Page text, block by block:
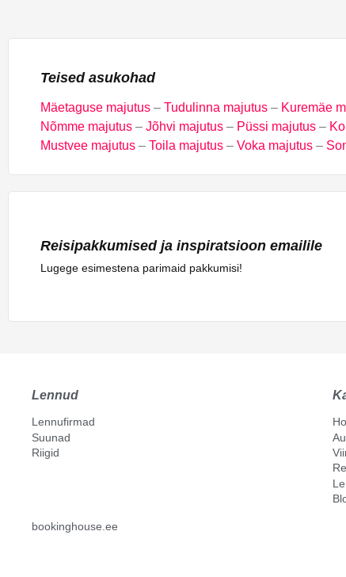
Teised asukohad
Mäetaguse majutus – Tudulinna majutus – Kuremäe
Nõmme majutus – Jõhvi majutus – Püssi majutus –
Mustvee majutus – Toila majutus – Voka majutus –
Reisipakkumised ja inspiratsioon emailile
Lugege esimestena parimaid pakkumisi!
Lennud
Lennufirmad
Suunad
Riigid
bookinghouse.ee